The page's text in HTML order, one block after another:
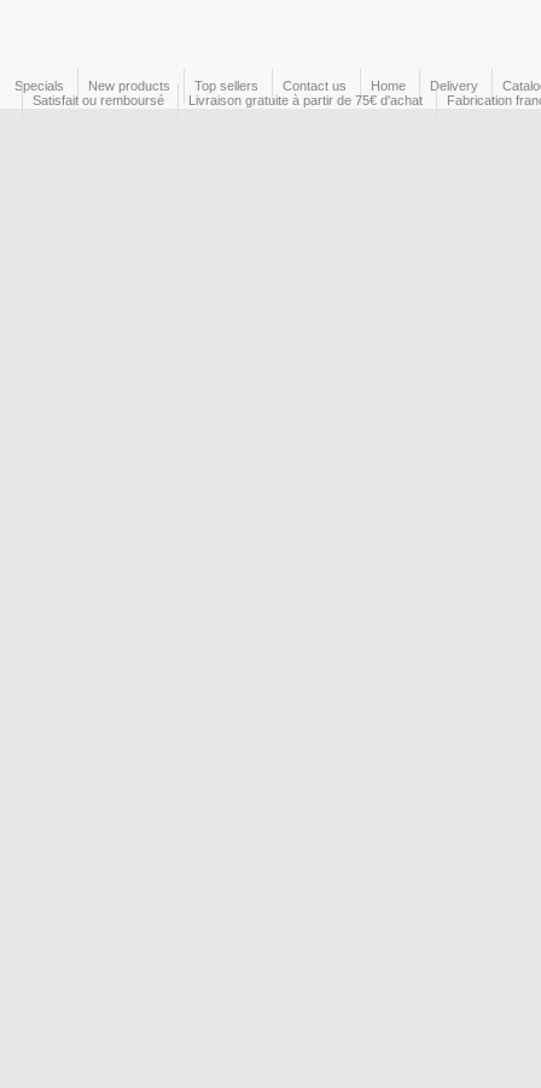
Specials New products Top sellers Contact us Home Delivery
Satisfait ou remboursé
Livraison gratuite à partir de 75€ d'achat Fabrication